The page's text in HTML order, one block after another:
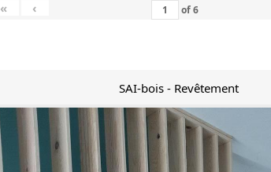
«
‹ of6
SAI-bois - Revêtement